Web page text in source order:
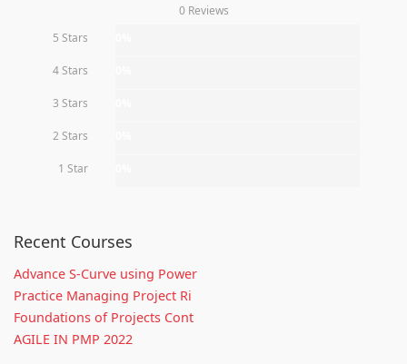
0 Reviews
5 Stars
4 Stars
3 Stars
2 Stars
1 Star
Recent Courses
Advance S-Curve using Power
Practice Managing Project Ri
Foundations of Projects Cont
AGILE IN PMP 2022